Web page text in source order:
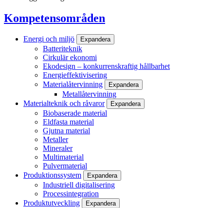
Kompetensområden
Energi och miljö Expandera
Batteriteknik
Cirkulär ekonomi
Ekodesign – konkurrenskraftig hållbarhet
Energieffektivisering
Materialåtervinning
Expandera
Metallåtervinning
Materialteknik och råvaror
Expandera
Biobaserade material
Eldfasta material
Gjutna material
Metaller
Mineraler
Multimaterial
Pulvermaterial
Produktionssystem
Expandera
Industriell digitalisering
Processintegration
Produktutveckling
Expandera